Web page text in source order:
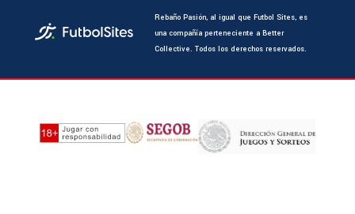
Rebaño Pasión, al igual que Futbol Sites, es
una compañía perteneciente a Better
Collective. Todos los derechos reservados.